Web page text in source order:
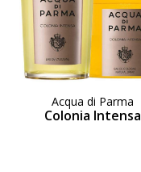
Acqua di Parma
Colonia Intensa